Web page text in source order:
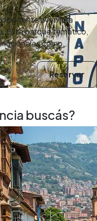
aventura
Este parque temático,
como…
Reservar
buscás?